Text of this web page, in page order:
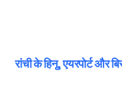
रांची के हिनू, एयरपोर्ट और